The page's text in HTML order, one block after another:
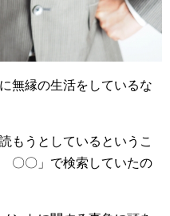
に無縁の生活をしているな
もうとしているというこ
〇〇」で検索していたの